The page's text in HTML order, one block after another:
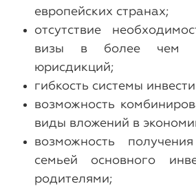
европейских странах;
отсутствие
визы в более чем
юрисдикций;
гибкость системы
возможность
виды вложений в
возможность
семьей основного
родителями;